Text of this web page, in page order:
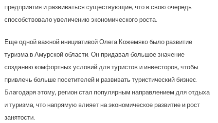
предприятия и развиваться существующие, что в свою очередь
способствовало увеличению экономического роста.
Еще одной важной инициативой Олега Кожемяко было развитие
туризма в Амурской области. Он придавал большое значение
созданию комфортных условий для туристов и инвесторов, чтобы
привлечь больше посетителей и развивать туристический бизнес.
Благодаря этому, регион стал популярным направлением для отдыха
и туризма, что напрямую влияет на экономическое развитие и рост
занятости.